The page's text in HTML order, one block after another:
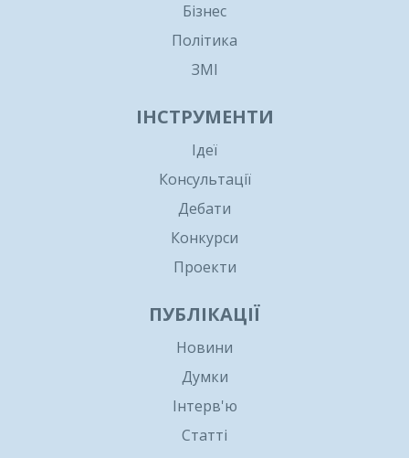
Бізнес
Політика
ЗМІ
ІНСТРУМЕНТИ
Ідеї
Консультації
Дебати
Конкурси
Проекти
ПУБЛІКАЦІЇ
Новини
Думки
Інтерв'ю
Статті